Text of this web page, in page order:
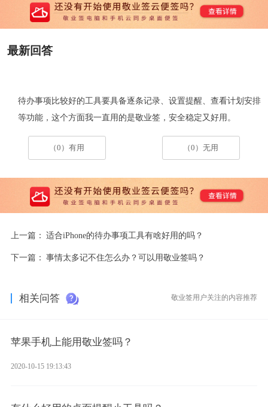
最新回答
待办事项比较好的工具要具备逐条记录、设置提醒、查看计划安排
等功能，这个方面我一直用的是敬业签，安全稳定又好用。
（0）有用 （0）无用
上一篇： 适合iPhone的待办事项工具有啥好用的吗？
下一篇： 事情太多记不住怎么办？可以用敬业签吗？
相关问答 敬业签用户关注的内容推荐
苹果手机上能用敬业签吗？
2020-10-15 19:13:43